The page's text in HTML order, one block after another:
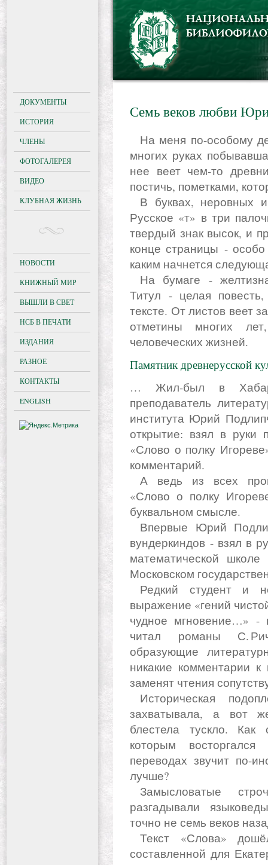
Семь веков любви
На меня по-особому действует много лет пожившая и во
многих руках
нее веет чем-то
постичь, пометками,
В буквах, неровных и шатких, запечатлена древность.
Русское «т» в три
твердый знак высок, и
конце страницы -
каким начнется
На бумаге - желтизна времени, и на полях подтеки.
Титул - целая
тексте. От листов веет
отметины многих
человеческих жизней.
Памятник древнерусской
… Жил-был в
преподаватель
института Юрий
открытие: взял в руки
«Слово о полку
комментарий.
А ведь из всех произведений школьной программы
«Слово о полку
буквальном смысле.
Впервые Юрий Подлипчук - учитель словесности для
вундеркиндов - взял в
математической
Московском
Редкий студент и не каждый филолог знает, что
выражение «гений
чудное мгновение…» -
читал романы С.
образующие
никакие комментарии
заменят чтения
Историческая подоплека, безусловно, интересна и
захватывала, а вот
блестела тускло. Как
которым
переводах звучит по-
лучше?
Замысловатые строчки, которые так кропотливо
разгадывали
точно не семь веков
Текст «Слова» дошёл до нас в писарской копии,
составленной для
ДОКУМЕНТЫ
ИСТОРИЯ
ЧЛЕНЫ
ФОТОГАЛЕРЕЯ
ВИДЕО
КЛУБНАЯ ЖИЗНЬ
НОВОСТИ
КНИЖНЫЙ МИР
ВЫШЛИ В СВЕТ
НСБ В ПЕЧАТИ
ИЗДАНИЯ
РАЗНОЕ
КОНТАКТЫ
ENGLISH